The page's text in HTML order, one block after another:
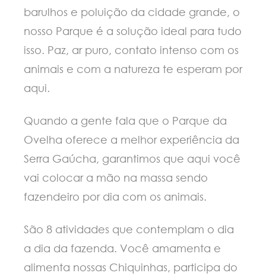
barulhos e poluição da cidade grande, o
nosso Parque é a solução ideal para tudo
isso. Paz, ar puro, contato intenso com os
animais e com a natureza te esperam por
aqui.
Quando a gente fala que o Parque da
Ovelha oferece a melhor experiência da
Serra Gaúcha, garantimos que aqui você
vai colocar a mão na massa sendo
fazendeiro por dia com os animais.
São 8 atividades que contemplam o dia
a dia da fazenda. Você amamenta e
alimenta nossas Chiquinhas, participa do